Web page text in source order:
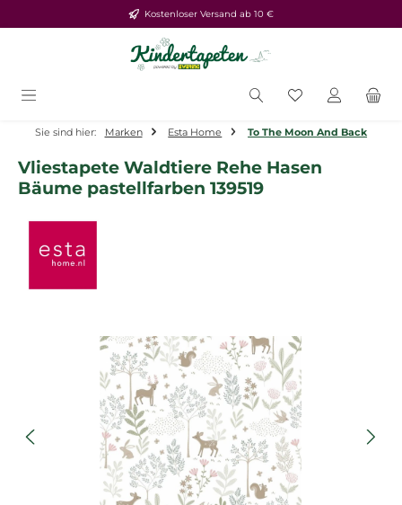
Zum Hauptinhalt springenKostenloser Versand ab 10 €
Du hast 0
Sie sind hier: Marken Esta Home To The Moon And Back
Vliestapete Waldtiere Rehe Hasen
Bäume pastellfarben 139519
Bildergalerie überspringen